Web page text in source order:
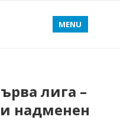
MENU
лига –
надменен